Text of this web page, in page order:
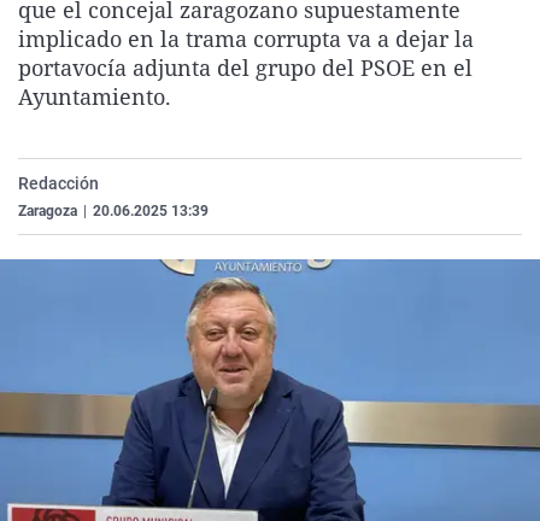
La rosa de los vientos
Gente viajera
Caso
Retornados
Extremadura
Galicia
Virales
Televisión
que el concejal zaragozano supuestamente
implicado en la trama corrupta va a dejar la
portavocía adjunta del grupo del PSOE en el
Ayuntamiento.
Redacción
Zaragoza 20.06.2025 13:39